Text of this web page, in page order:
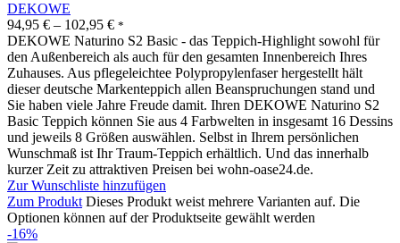
DEKOWE
94,95 € – 102,95 € *
DEKOWE Naturino S2 Basic - das Teppich-Highlight sowohl für
den Außenbereich als auch für den gesamten Innenbereich Ihres
Zuhauses. Aus pflegeleichtee Polypropylenfaser hergestellt hält
dieser deutsche Markenteppich allen Beanspruchungen stand und
Sie haben viele Jahre Freude damit. Ihren DEKOWE Naturino S2
Basic Teppich können Sie aus 4 Farbwelten in insgesamt 16 Dessins
und jeweils 8 Größen auswählen. Selbst in Ihrem persönlichen
Wunschmaß ist Ihr Traum-Teppich erhältlich. Und das innerhalb
kurzer Zeit zu attraktiven Preisen bei wohn-oase24.de.
Zur Wunschliste hinzufügen
Zum Produkt Dieses Produkt weist mehrere Varianten auf. Die
Optionen können auf der Produktseite gewählt werden
-16%